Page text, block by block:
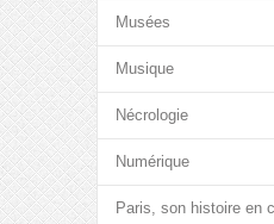
Musées
Musique
Nécrologie
Numérique
Paris, son histoire en